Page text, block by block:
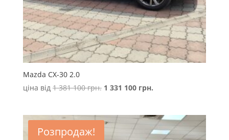
Mazda CX-30 2.0
ціна від 1 381 100грн. Оригінальна
381
100 грн..
1 331 100 грн.Поточна
331
100 грн..
Розпродаж!